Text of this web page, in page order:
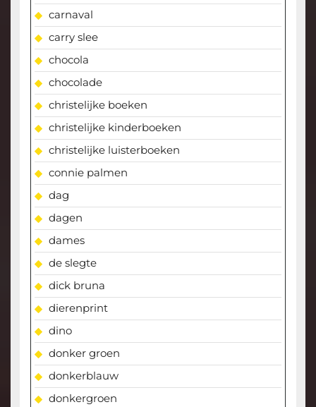
carnaval
carry slee
chocola
chocolade
christelijke boeken
christelijke kinderboeken
christelijke luisterboeken
connie palmen
dag
dagen
dames
de slegte
dick bruna
dierenprint
dino
donker groen
donkerblauw
donkergroen